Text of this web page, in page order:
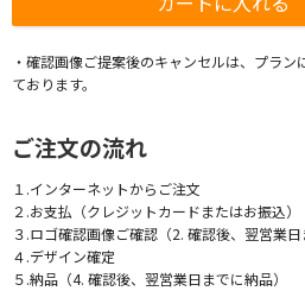
・確認画像ご提案後のキャンセルは、プラ
ております。
ご注文の流れ
１.インターネットからご注文
２.お支払（クレジットカードまたはお振込）
３.ロゴ確認画像ご確認（2. 確認後、翌営業日
４.デザイン確定
５.納品（4. 確認後、翌営業日までに納品）